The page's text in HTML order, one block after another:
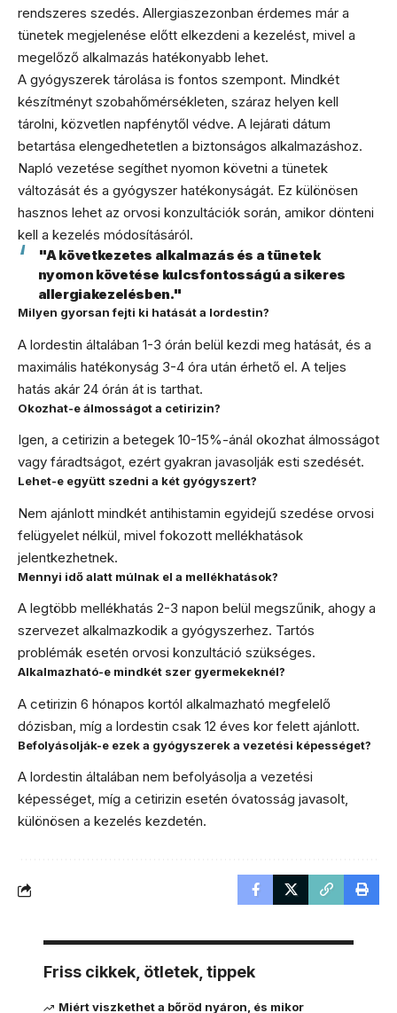
rendszeres szedés. Allergiaszezonban érdemes már a
tünetek megjelenése előtt elkezdeni a kezelést, mivel a
megelőző alkalmazás hatékonyabb lehet.
A gyógyszerek tárolása is fontos szempont. Mindkét
készítményt szobahőmérsékleten, száraz helyen kell
tárolni, közvetlen napfénytől védve. A lejárati dátum
betartása elengedhetetlen a biztonságos alkalmazáshoz.
Napló vezetése segíthet nyomon követni a tünetek
változását és a gyógyszer hatékonyságát. Ez különösen
hasznos lehet az orvosi konzultációk során, amikor dönteni
kell a kezelés módosításáról.
"A következetes alkalmazás és a tünetek
nyomon követése kulcsfontosságú a sikeres
allergiakezelésben."
Milyen gyorsan fejti ki hatását a lordestin?
A lordestin általában 1-3 órán belül kezdi meg hatását, és a
maximális hatékonyság 3-4 óra után érhető el. A teljes
hatás akár 24 órán át is tarthat.
Okozhat-e álmosságot a cetirizin?
Igen, a cetirizin a betegek 10-15%-ánál okozhat álmosságot
vagy fáradtságot, ezért gyakran javasolják esti szedését.
Lehet-e együtt szedni a két gyógyszert?
Nem ajánlott mindkét antihistamin egyidejű szedése orvosi
felügyelet nélkül, mivel fokozott mellékhatások
jelentkezhetnek.
Mennyi idő alatt múlnak el a mellékhatások?
A legtöbb mellékhatás 2-3 napon belül megszűnik, ahogy a
szervezet alkalmazkodik a gyógyszerhez. Tartós
problémák esetén orvosi konzultáció szükséges.
Alkalmazható-e mindkét szer gyermekeknél?
A cetirizin 6 hónapos kortól alkalmazható megfelelő
dózisban, míg a lordestin csak 12 éves kor felett ajánlott.
Befolyásolják-e ezek a gyógyszerek a vezetési képességet?
A lordestin általában nem befolyásolja a vezetési
képességet, míg a cetirizin esetén óvatosság javasolt,
különösen a kezelés kezdetén.
Friss cikkek, ötletek, tippek
Miért viszkethet a bőröd nyáron, és mikor